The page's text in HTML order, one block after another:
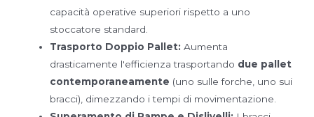
capacità operative superiori rispetto a uno
stoccatore standard.
Trasporto Doppio Pallet: Aumenta
drasticamente l'efficienza trasportando due pallet
contemporaneamente (uno sulle forche, uno sui
bracci), dimezzando i tempi di movimentazione.